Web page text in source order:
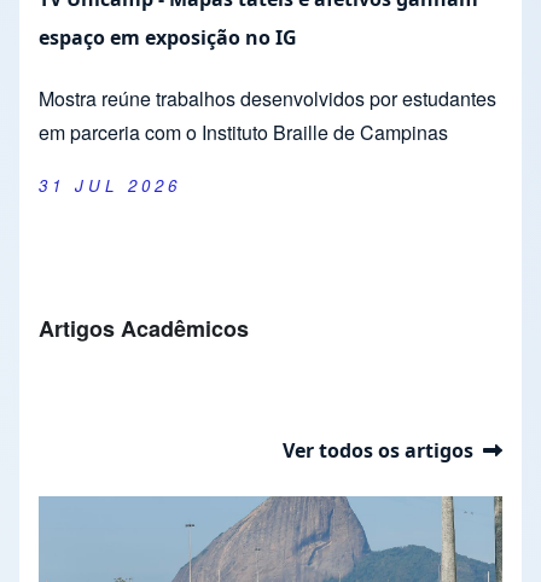
espaço em exposição no IG
Mostra reúne trabalhos desenvolvidos por estudantes
em parceria com o Instituto Braille de Campinas
31 JUL 2026
Artigos Acadêmicos
Ver todos os artigos
Presentación de diapositivas